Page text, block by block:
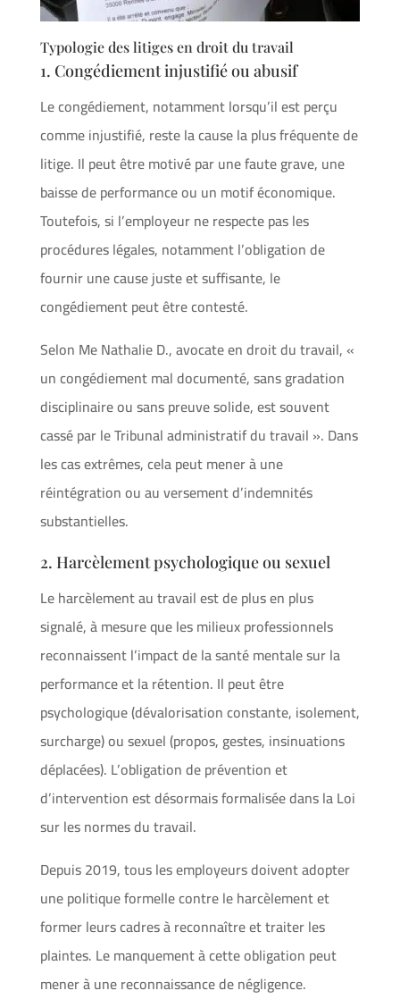
Typologie des litiges en droit du travail
1. Congédiement injustifié ou abusif
Le congédiement, notamment lorsqu’il est perçu
comme injustifié, reste la cause la plus fréquente de
litige. Il peut être motivé par une faute grave, une
baisse de performance ou un motif économique.
Toutefois, si l’employeur ne respecte pas les
procédures légales, notamment l’obligation de
fournir une cause juste et suffisante, le
congédiement peut être contesté.
Selon Me Nathalie D., avocate en droit du travail, «
un congédiement mal documenté, sans gradation
disciplinaire ou sans preuve solide, est souvent
cassé par le Tribunal administratif du travail ». Dans
les cas extrêmes, cela peut mener à une
réintégration ou au versement d’indemnités
substantielles.
2. Harcèlement psychologique ou sexuel
Le harcèlement au travail est de plus en plus
signalé, à mesure que les milieux professionnels
reconnaissent l’impact de la santé mentale sur la
performance et la rétention. Il peut être
psychologique (dévalorisation constante, isolement,
surcharge) ou sexuel (propos, gestes, insinuations
déplacées). L’obligation de prévention et
d’intervention est désormais formalisée dans la Loi
sur les normes du travail.
Depuis 2019, tous les employeurs doivent adopter
une politique formelle contre le harcèlement et
former leurs cadres à reconnaître et traiter les
plaintes. Le manquement à cette obligation peut
mener à une reconnaissance de négligence.